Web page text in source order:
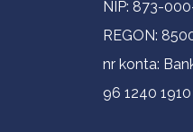
NIP: 873-
REGON:
nr konta:
96 1240